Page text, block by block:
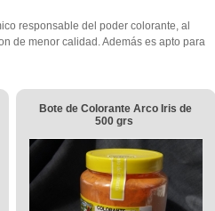
responsable del poder colorante, al
de menor calidad. Además es apto para
Bote de Colorante Arco Iris de
500 grs